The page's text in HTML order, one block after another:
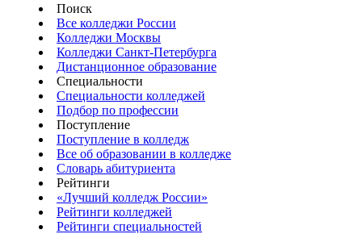
Поиск
Все колледжи России
Колледжи Москвы
Колледжи Санкт-Петербурга
Дистанционное образование
Специальности
Специальности колледжей
Подбор по профессии
Поступление
Поступление в колледж
Все об образовании в колледже
Словарь абитуриента
Рейтинги
«Лучший колледж России»
Рейтинги колледжей
Рейтинги специальностей